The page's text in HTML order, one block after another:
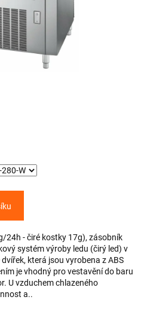
24h - čiré kostky 17g), zásobník
systém výroby ledu (čirý led) v
která jsou vyrobena z ABS
je vhodný pro vestavění do baru
U vzduchem chlazeného
a..